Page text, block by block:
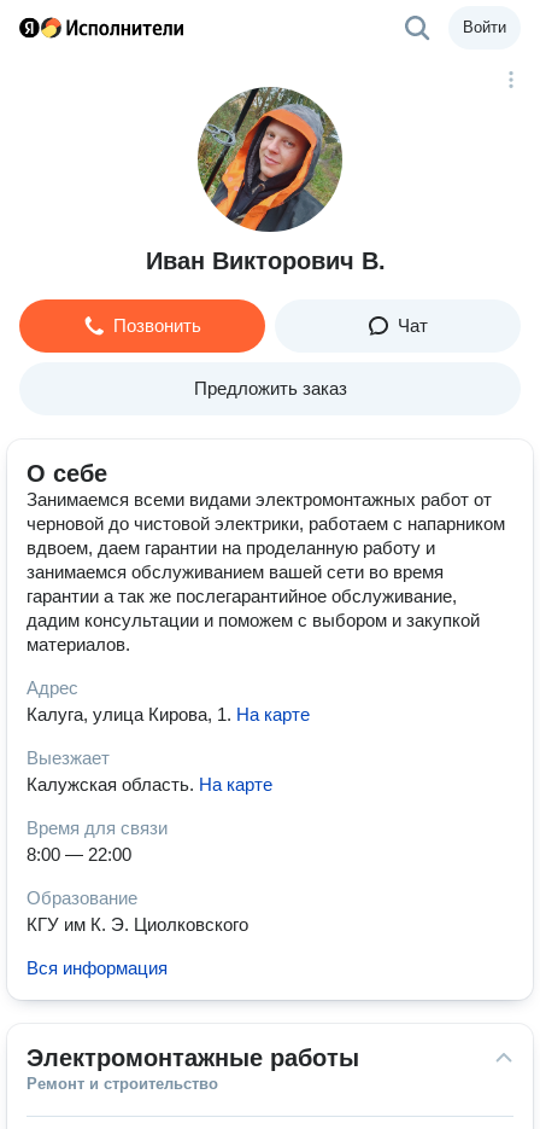
Войти
Иван Викторович В.
Позвонить Чат
Предложить заказ
О себе
Занимаемся всеми видами электромонтажных работ от
черновой до чистовой электрики, работаем с напарником
вдвоем, даем гарантии на проделанную работу и
занимаемся обслуживанием вашей сети во время
гарантии а так же послегарантийное обслуживание,
дадим консультации и поможем с выбором и закупкой
материалов.
Адрес
Калуга, улица Кирова, 1. На карте
Выезжает
Калужская область. На карте
Время для связи
8:00 — 22:00
Образование
КГУ им К. Э. Циолковского
Вся информация
Электромонтажные работы
Ремонт и строительство